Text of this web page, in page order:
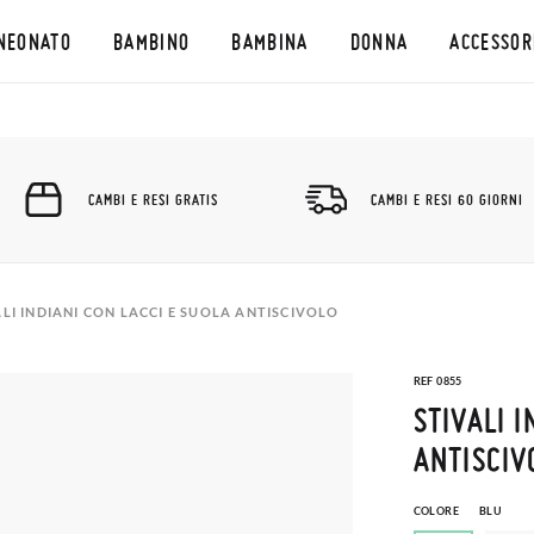
BAMBINO BAMBINA DONNA
CAMBI E RESI GRATIS CAMBI E RESI 60 GIORNI
INDIANI CON LACCI E SUOLA ANTISCIVOLO
REF 0855
STIVALI
COLORE BLU